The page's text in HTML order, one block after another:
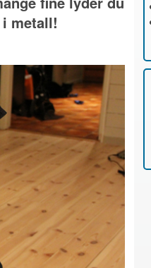
metall!